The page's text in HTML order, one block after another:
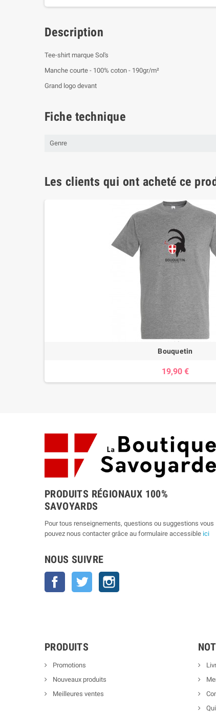
Description
Tee-shirt marque Sol's
Manche courte - 100% coton - 190gr/m²
Grand logo devant
Fiche technique
Genre
Les clients qui ont acheté ce
Bouquetin
19,90 €
PRODUITS RÉGIONAUX 100%
SAVOYARDS
Pour tous renseignements, questions ou suggestions vous
pouvez nous contacter grâce au formulaire accessible ici
NOUS SUIVRE
Facebook Twitter
PRODUITS
Promotions
Nouveaux produits
Meilleures ventes